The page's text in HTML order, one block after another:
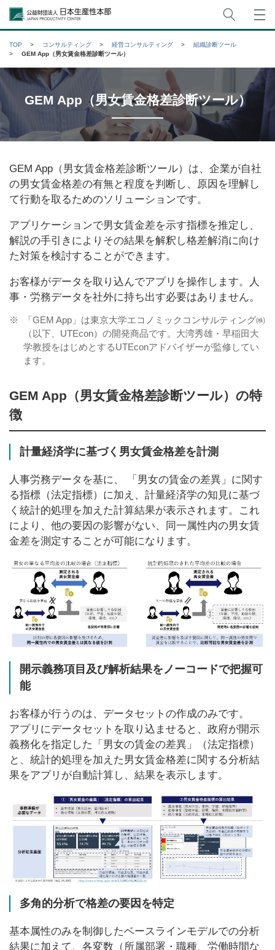
公益財団法人日本生産性本部
TOP コンサルティング 経営コンサルティング
組織診断ツール
GEM App（男女賃金格差診断ツール）
GEM App（男女賃金格差診断ツール）
GEM App（男女賃金格差診断ツール）は、企業が自社
の男女賃金格差の有無と程度を判断し、原因を理解し
て行動を取るためのソリューションです。
アプリケーションで男女賃金差を示す指標を推定し、
解説の手引きによりその結果を解釈し格差解消に向け
た対策を検討することができます。
お客様がデータを取り込んでアプリを操作します。人
事・労務データを社外に持ち出す必要はありません。
※
「GEM App」は東京大学エコノミックコンサルティング㈱
（以下、UTEcon）の開発商品です。大湾秀雄・早稲田大
学教授をはじめとするUTEconアドバイザーが監修してい
ます。
GEM App（男女賃金格差診断ツール）の特
徴
計量経済学に基づく男女賃金格差を計測
人事労務データを基に、 「男女の賃金の差異」に関す
る指標（法定指標）に加え、計量経済学の知見に基づ
く統計的処理を加えた計算結果が表示されます。これ
により、他の要因の影響がない、同一属性内の男女賃
金差を測定することが可能になります。
開示義務項目及び解析結果をノーコードで把握可
能
お客様が行うのは、データセットの作成のみです。
アプリにデータセットを取り込ませると、政府が開示
義務化を指定した「男女の賃金の差異」（法定指標）
と、統計的処理を加えた男女賃金格差に関する分析結
果をアプリが自動計算し、結果を表示します。
多角的分析で格差の要因を特定
基本属性のみを制御したベースラインモデルでの分析
結果に加えて、各変数（所属部署・職種、労働時間な